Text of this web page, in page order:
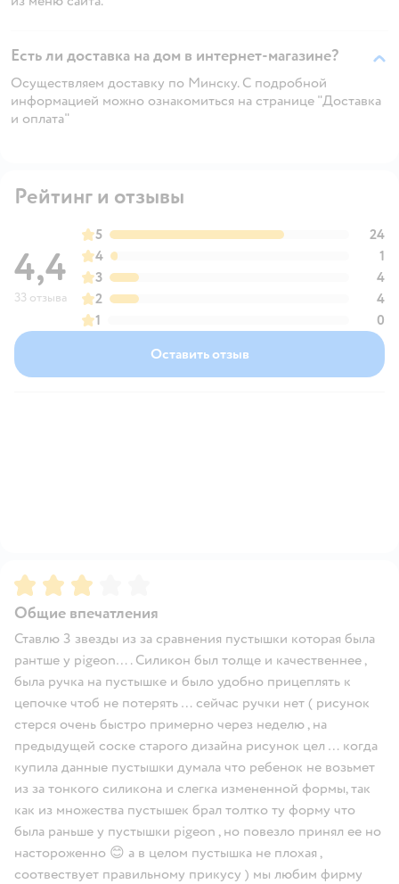
Есть ли доставка на дом в интернет-магазине?
Осуществляем доставку по Минску. С подробной
информацией можно ознакомиться на странице "Доставка
и оплата"
Рейтинг и отзывы
4,4
33 отзыва
5
24
4
1
3
4
2
4
1
0
Оставить отзыв
Рейтинг:3
Общие впечатления
Ставлю 3 звезды из за сравнения пустышки которая была
рантше у pigeon…. Силикон был толще и качественнее ,
была ручка на пустышке и было удобно прицеплять к
цепочке чтоб не потерять … сейчас ручки нет ( рисунок
стерся очень быстро примерно через неделю , на
предыдущей соске старого дизайна рисунок цел … когда
купила данные пустышки думала что ребенок не возьмет
из за тонкого силикона и слегка измененной формы, так
как из множества пустышек брал толтко ту форму что
была раньше у пустышки pigeon , но повезло принял ее но
настороженно 😊 а в целом пустышка не плохая ,
соотвествует правильному прикусу ) мы любим фирму